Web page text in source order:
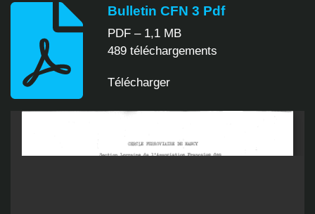
Bulletin CFN 3 Pdf
PDF – 1,1 MB
489 téléchargements
Télécharger